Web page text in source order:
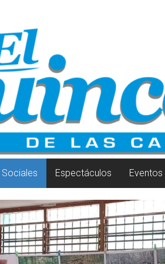
Sociales Espectáculos Eventos